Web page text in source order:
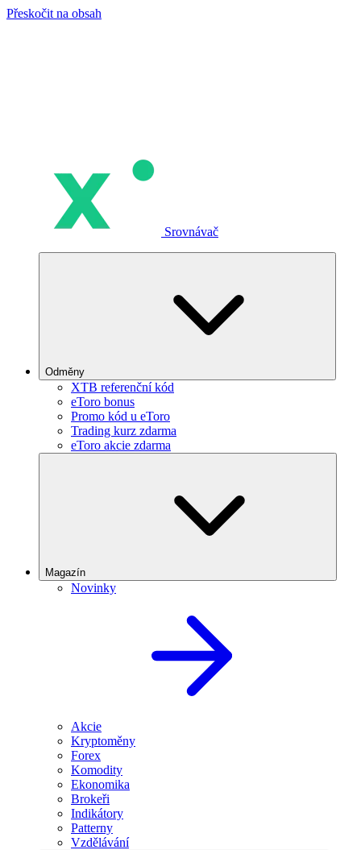
Přeskočit na obsah
Srovnávač
Odměny
XTB referenční kód
eToro bonus
Promo kód u eToro
Trading kurz zdarma
eToro akcie zdarma
Magazín
Novinky
Akcie
Kryptoměny
Forex
Komodity
Ekonomika
Brokeři
Indikátory
Patterny
Vzdělávání